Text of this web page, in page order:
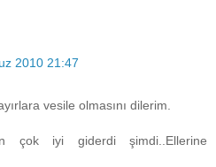
2010 21:47
vesile olmasını dilerim.
çok iyi giderdi şimdi..Ellerine